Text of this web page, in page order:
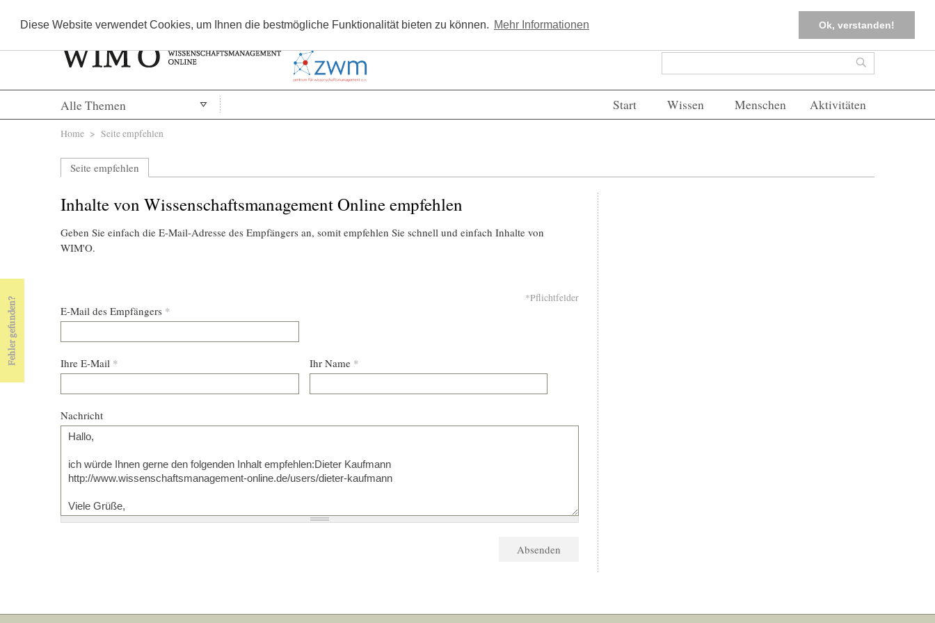
Diese Website verwendet Cookies, um Ihnen die bestmögliche Funktionalität bieten zu können. Mehr Informationen Ok, verstanden!
Kostenlos registrieren FAQs Einloggen
Suchformular Suche
Alle Themen Start Wissen Menschen Aktivitäten
Sie sind hier
Home > Seite empfehlen
Seite empfehlen
Inhalte von Wissenschaftsmanagement Online empfehlen
Geben Sie einfach die E-Mail-Adresse des Empfängers an, somit empfehlen Sie schnell und einfach Inhalte von
WIM'O.
*Pflichtfelder
E-Mail des Empfängers *
Ihre E-Mail * Ihr Name *
Nachricht